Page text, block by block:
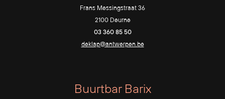
Frans Messingstraat 36
2100 Deurne
03 360 85 50
deklap@antwerpen.be
Buurtbar Barix